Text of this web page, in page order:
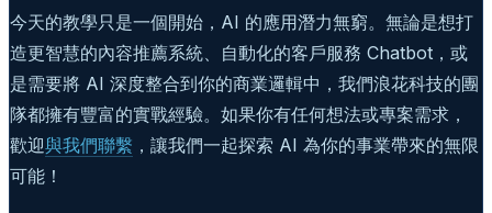
今天的教學只是一個開始，AI 的應用潛力無窮。無論是想打
造更智慧的內容推薦系統、自動化的客戶服務 Chatbot，或
是需要將 AI 深度整合到你的商業邏輯中，我們浪花科技的團
隊都擁有豐富的實戰經驗。如果你有任何想法或專案需求，
歡迎與我們聯繫 ，讓我們一起探索 AI 為你的事業帶來的無限
可能！